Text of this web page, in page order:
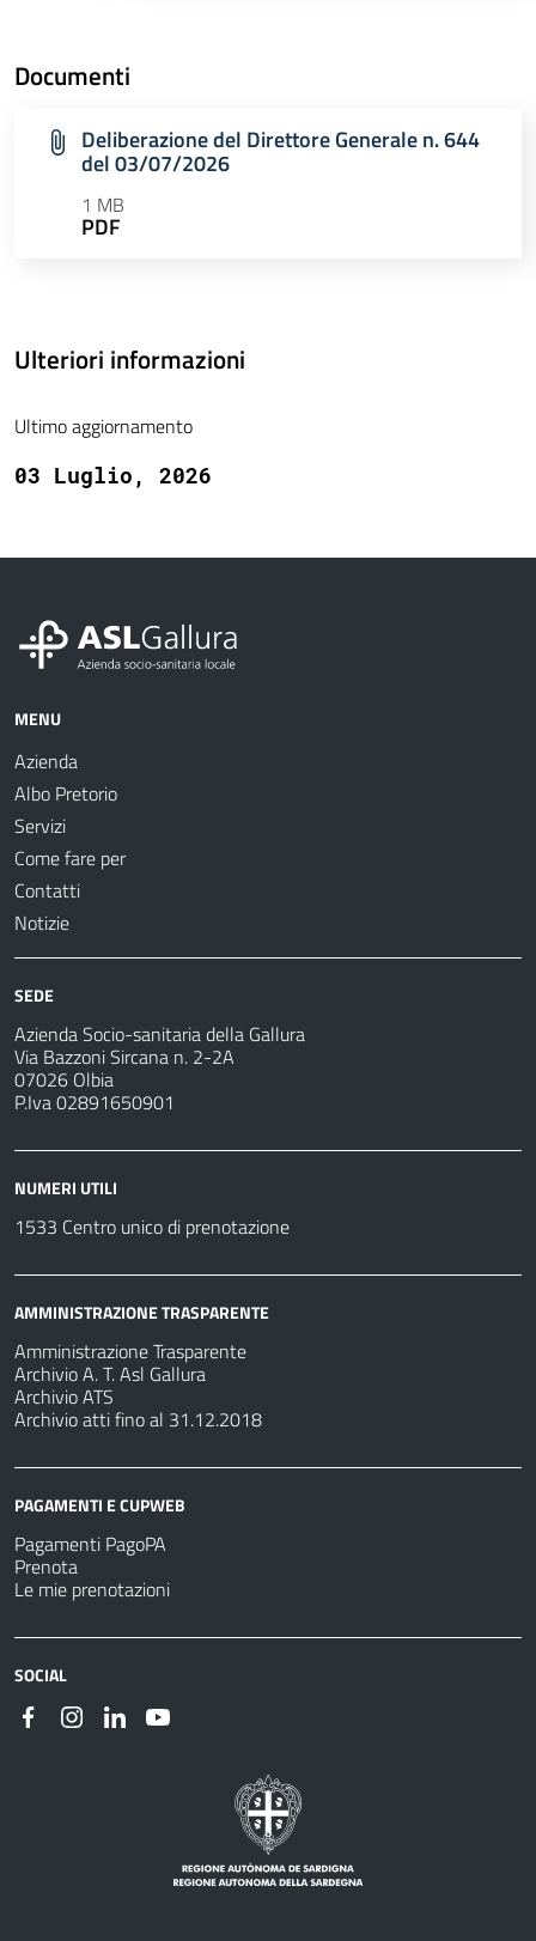
Documenti
Deliberazione del Direttore Generale n. 644
del 03/07/2026
1 MB
PDF
Ulteriori informazioni
Ultimo aggiornamento
03 Luglio, 2026
MENU
Azienda
Albo Pretorio
Servizi
Come fare per
Contatti
Notizie
SEDE
Azienda Socio-sanitaria della Gallura
Via Bazzoni Sircana n. 2-2A
07026 Olbia
P.Iva 02891650901
NUMERI UTILI
1533 Centro unico di prenotazione
AMMINISTRAZIONE TRASPARENTE
Amministrazione Trasparente
Archivio A. T. Asl Gallura
Archivio ATS
Archivio atti fino al 31.12.2018
PAGAMENTI E CUPWEB
Pagamenti PagoPA
Prenota
Le mie prenotazioni
SOCIAL